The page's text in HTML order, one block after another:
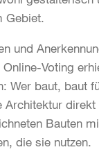
Gebiet.
und
Voting
Wer baut, baut
Bauten
die sie nutzen.